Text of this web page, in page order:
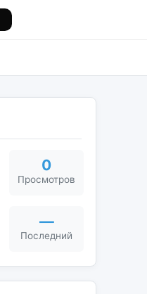
0
Просмотров
—
Последний